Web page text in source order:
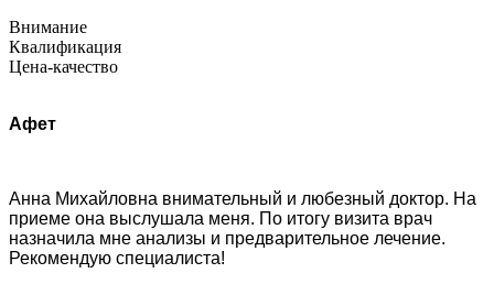
Внимание
Квалификация
Цена-качество
Афет
Анна Михайловна внимательный и любезный доктор. На
приеме она выслушала меня. По итогу визита врач
назначила мне анализы и предварительное лечение.
Рекомендую специалиста!